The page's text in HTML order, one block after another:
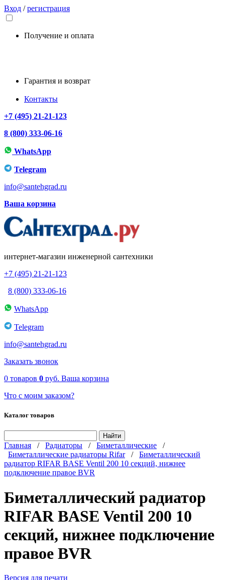
Вход /регистрация
Получение и оплата
Гарантия и возврат
Контакты
+7 (495) 21-21-123
8 (800) 333-06-16
WhatsApp
Telegram
info@santehgrad.ru
Ваша корзина
интернет-магазин инженерной сантехники
+7 (495) 21-21-123
8 (800) 333-06-16
WhatsApp
Telegram
info@santehgrad.ru
Заказать звонок
0 товаров 0 руб. Ваша корзина
Что с моим заказом?
Каталог товаров
Главная / Радиаторы / Биметаллические /
Биметаллические радиаторы Rifar/ Биметаллический
радиатор RIFAR BASE Ventil 200 10 секций, нижнее
подключение правое BVR
Биметаллический радиатор
RIFAR BASE Ventil 200 10
секций, нижнее подключение
правое BVR
Версия для печати